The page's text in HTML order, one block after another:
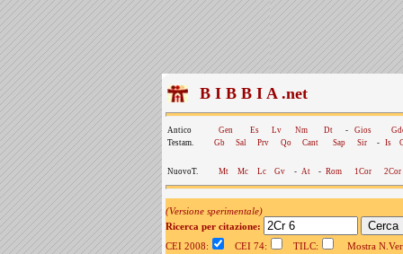
B I B B I A .net
Antico Gen Es Lv Nm Dt - Gios
Testam.
Gb Sal Prv Qo Cant Sap Sir - Is
NuovoT. Mt Mc Lc Gv - At - Rom 1Cor 2Cor
(Versione sperimentale)
Ricerca per citazione:
CEI 2008:
CEI 74: TILC: Mostra